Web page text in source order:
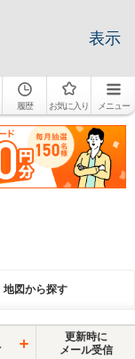
表示
履歴 お気に入り メニュー
地図から探す
更新時に
メール受信